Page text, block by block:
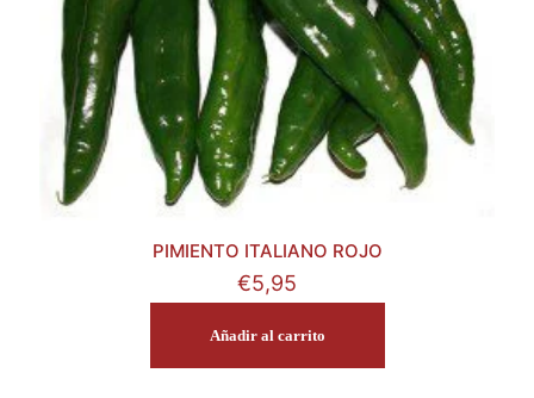
PIMIENTO ITALIANO ROJO
€5,95
Añadir al carrito